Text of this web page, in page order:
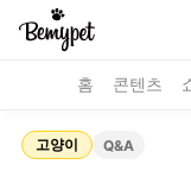
홈 콘텐츠
고양이 Q&A